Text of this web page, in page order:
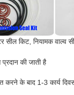
सील किट, नियामक
की जाती है
करने के बाद 1-3 कार्य